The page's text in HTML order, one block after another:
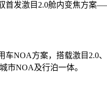
首发激目2.0舱内变焦方
NOA方案，搭载激目2.0
市NOA及行泊一体。